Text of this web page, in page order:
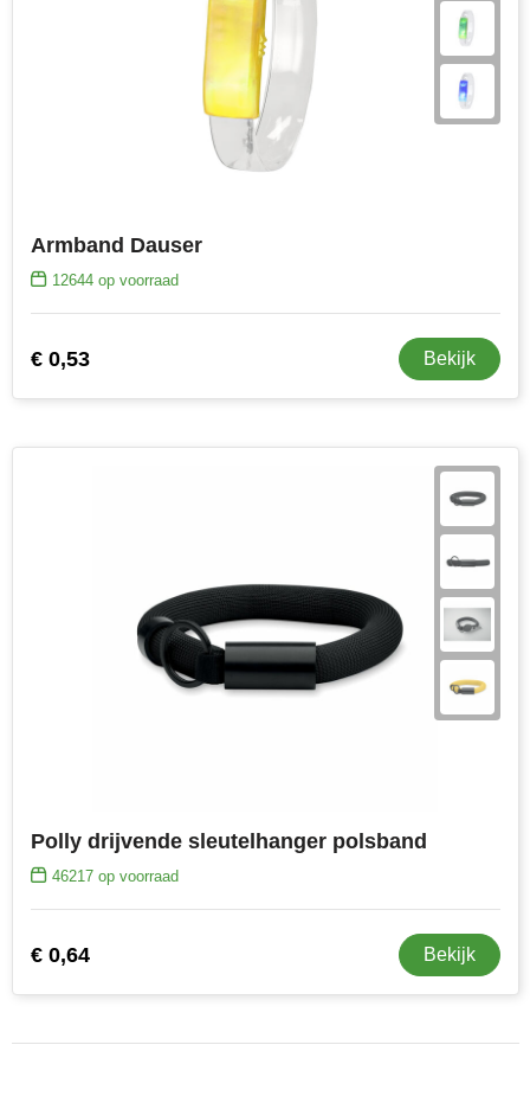
Armband Dauser
12644op voorraad
€ 0,53 Bekijk
Polly drijvende sleutelhanger polsband
46217op voorraad
€ 0,64 Bekijk